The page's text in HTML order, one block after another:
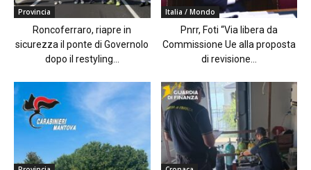
Provincia
Roncoferraro, riapre in
sicurezza il ponte di Governolo
dopo il restyling...
Italia / Mondo
Pnrr, Foti “Via libera da
Commissione Ue alla proposta
di revisione...